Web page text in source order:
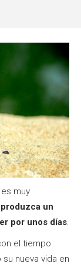
es muy
un
por unos días.
el tiempo
nueva vida en